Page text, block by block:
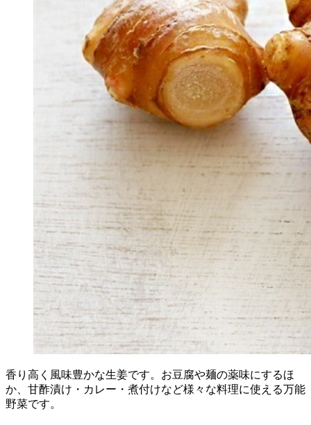
香り高く風味豊かな生姜です。お豆腐や麺の薬味にするほ
か、甘酢漬け・カレー・煮付けなど様々な料理に使える万能
野菜です。